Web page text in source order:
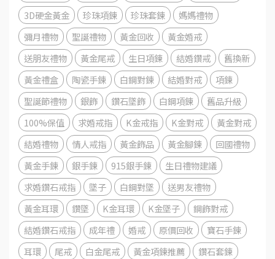
3D硬金黃金 珍珠項鍊 珍珠套鍊
媽媽禮物
彌月禮物
聖誕禮物 黃金回收
黃金婚戒
送朋友禮物
黃金尾戒 生日項鍊 結婚鑽戒
舊換新
黃金禮盒
陶瓷手鍊 白鋼對鍊 結婚對戒
項鍊
聖誕節禮物
銀飾 鑽石墜飾 白鋼項鍊
舊品升級
100%保值
求婚戒指 K金戒指 K金對戒
黃金對戒
結婚禮物
情人戒指 黃金飾品 黃金腳鍊
回國禮物
黃金手鍊
銀手鍊 915銀手鍊
生日禮物建議
求婚鑽石戒指
墜子 白鋼對墜
送男友禮物
黃金耳環
鑽墜 K金耳環 K金墜子
鋼飾對戒
結婚鑽石戒指
成年禮 婚戒 原價回收
寶石手鍊
耳環
尾戒 白金尾戒 黃金項鍊推薦
鑽石套鍊